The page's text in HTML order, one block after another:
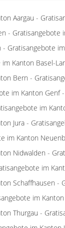
Aargau -
- Gratisangebote
- Gratisangebote
Kanton Basel-
Bern -
im Kanton Genf-
im
Jura -
im Kanton
Nidwalden -
im
Schaffhausen -
im
Thurgau -